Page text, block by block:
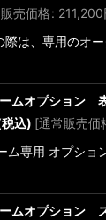
売価格: 211,200
は、専用のオ
ムオプション
込) [通常販売価
ム専用 オプシ
ムオプション